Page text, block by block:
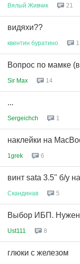
Вялый Живчик 21
видяхи??
квентин буратино
Вопрос по мамке
Sir Max 14
...
Sergeichch 1
наклейки на
1grek 6
винт sata 3.5" б/у
Скандинав 5
Выбор ИБП. Нужен
Ust111 8
глюки с железом